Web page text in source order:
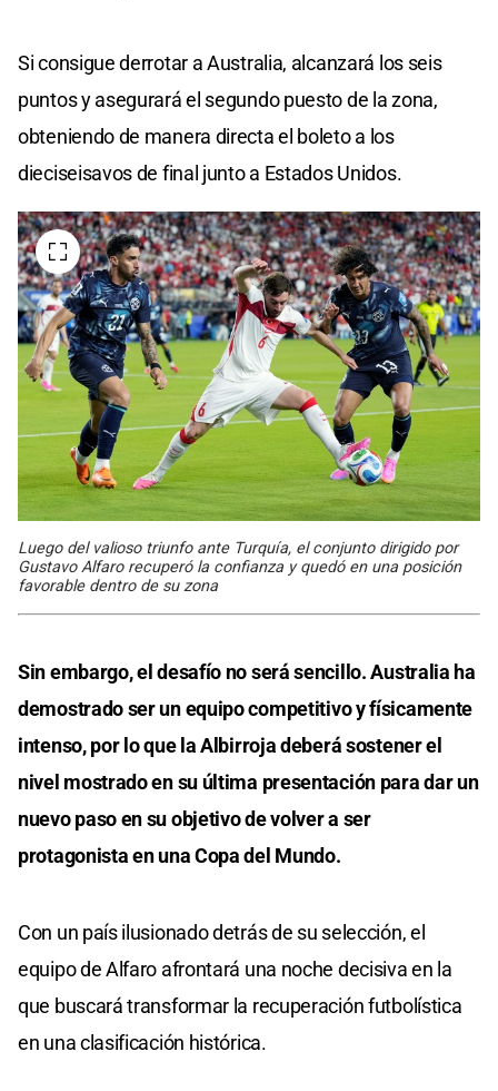
Si consigue derrotar a Australia, alcanzará los seis
puntos y asegurará el segundo puesto de la zona,
obteniendo de manera directa el boleto a los
dieciseisavos de final junto a Estados Unidos.
Luego del valioso triunfo ante Turquía, el conjunto dirigido por
Gustavo Alfaro recuperó la confianza y quedó en una posición
favorable dentro de su zona
Sin embargo, el desafío no será sencillo. Australia ha
demostrado ser un equipo competitivo y físicamente
intenso, por lo que la Albirroja deberá sostener el
nivel mostrado en su última presentación para dar un
nuevo paso en su objetivo de volver a ser
protagonista en una Copa del Mundo.
Con un país ilusionado detrás de su selección, el
equipo de Alfaro afrontará una noche decisiva en la
que buscará transformar la recuperación futbolística
en una clasificación histórica.